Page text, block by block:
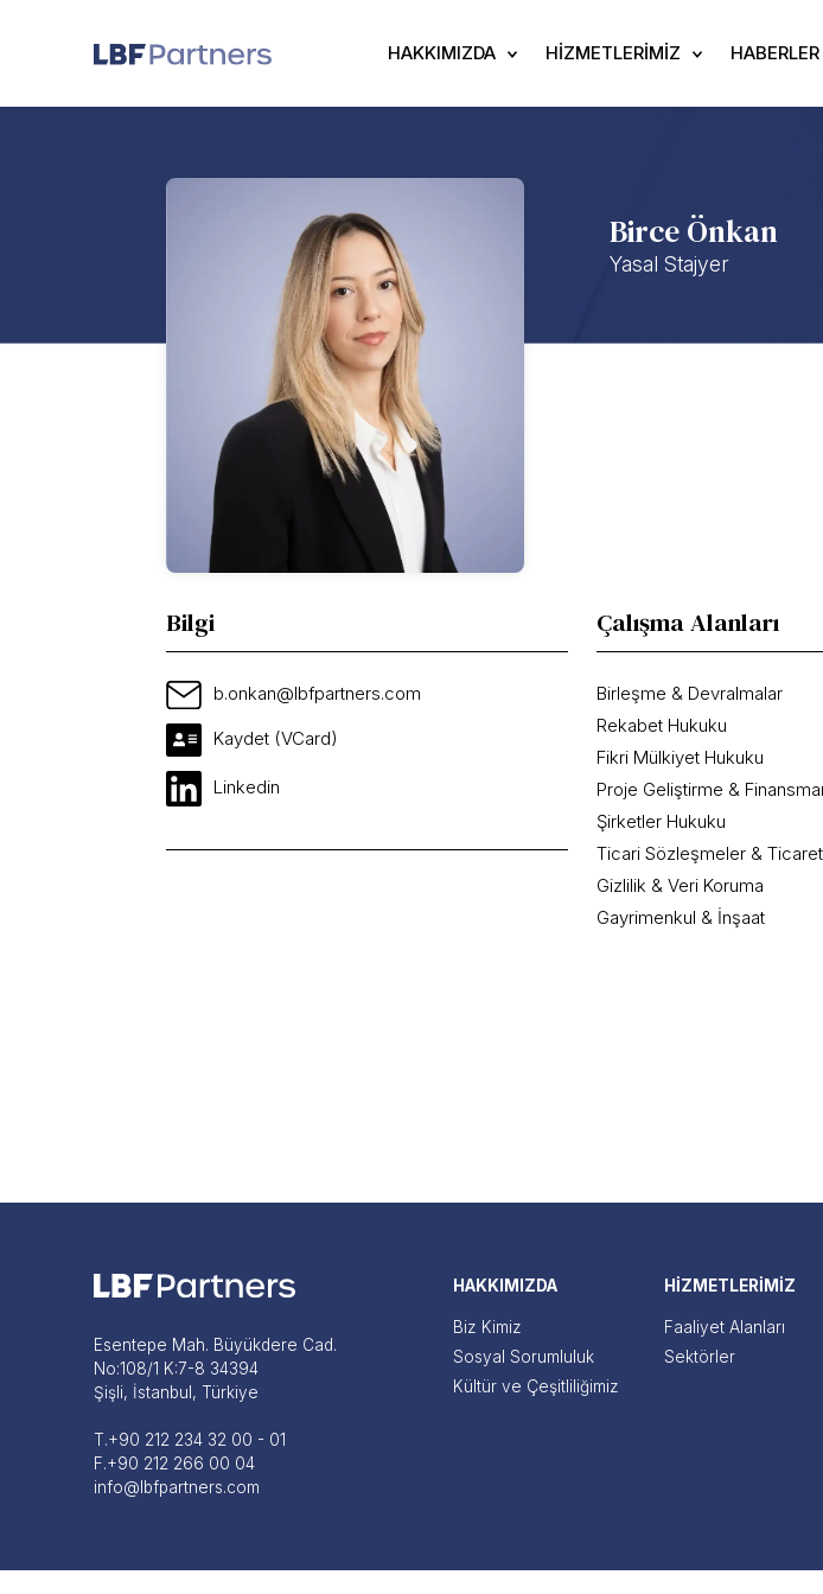
HAKKIMIZDA HİZMETLERİMİZ
Birce Önkan
Yasal Stajyer
Bilgi
b.onkan@lbfpartners.com
Kaydet (VCard)
Linkedin
Çalışma Alanları
Birleşme & Devralmalar
Rekabet Hukuku
Fikri Mülkiyet Hukuku
Proje Geliştirme &
Şirketler Hukuku
Ticari Sözleşmeler &
Gizlilik & Veri Koruma
Gayrimenkul & İnşaat
Esentepe Mah. Büyükdere Cad.
No:108/1 K:7-8 34394
Şişli, İstanbul, Türkiye
T.+90 212 234 32 00 - 01
F.+90 212 266 00 04
info@lbfpartners.com
HAKKIMIZDA
Biz Kimiz
Sosyal Sorumluluk
Kültür ve Çeşitliliğimiz
HİZMETLERİMİZ
Faaliyet Alanları
Sektörler